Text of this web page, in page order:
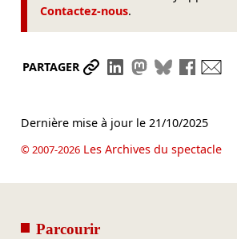
Contactez-nous.
PARTAGER Partager le lien
Partager sur
Partager sur
Partager
Dernière mise à jour le 21/10/2025
© 2007-2026Les Archives du spectacle
Parcourir